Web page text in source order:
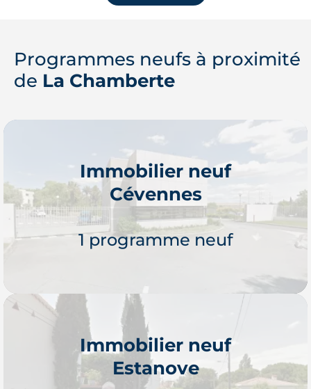
Programmes neufs à proximité
de La Chamberte
Immobilier neuf
Cévennes
1 programme neuf
Je découvre
Immobilier neuf
Estanove